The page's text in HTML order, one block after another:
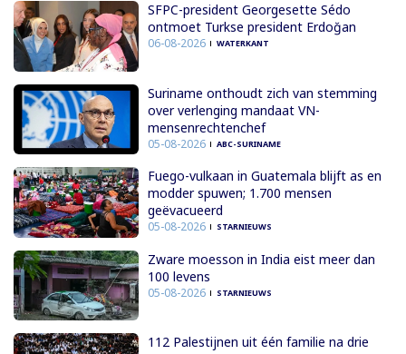
SFPC-president Georgesette Sédo
ontmoet Turkse president Erdoğan
06-08-2026 WATERKANT
Suriname onthoudt zich van stemming
over verlenging mandaat VN-
mensenrechtenchef
05-08-2026 ABC-SURINAME
Fuego-vulkaan in Guatemala blijft as en
modder spuwen; 1.700 mensen
geëvacueerd
05-08-2026 STARNIEUWS
Zware moesson in India eist meer dan
100 levens
05-08-2026 STARNIEUWS
112 Palestijnen uit één familie na drie